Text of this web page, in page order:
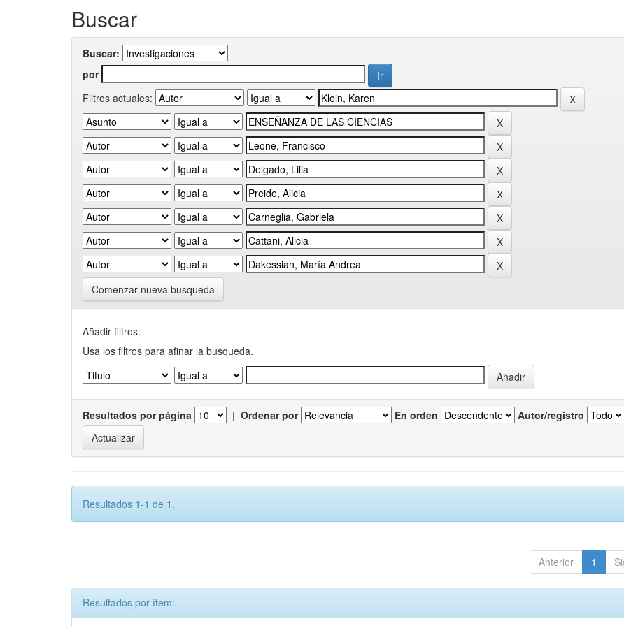
Buscar
Buscar:
por
Filtros actuales:
Comenzar nueva busqueda
Añadir filtros:
Usa los filtros para afinar la busqueda.
Resultados por página | Ordenar por En orden Autor/registro
Resultados 1-1 de 1.
Anterior 1
Resultados por ítem: